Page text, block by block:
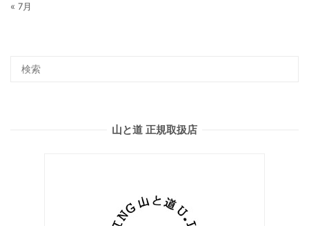
« 7月
山と道 正規取扱店